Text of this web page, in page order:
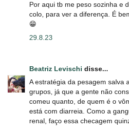
Por aqui tb me peso sozinha e
colo, para ver a diferença. É
😁
29.8.23
Beatriz Levischi disse...
A estratégia da pesagem salva
grupos, já que a gente não
comeu quanto, de quem é o
está com diarreia. Como a
renal, faço essa checagem